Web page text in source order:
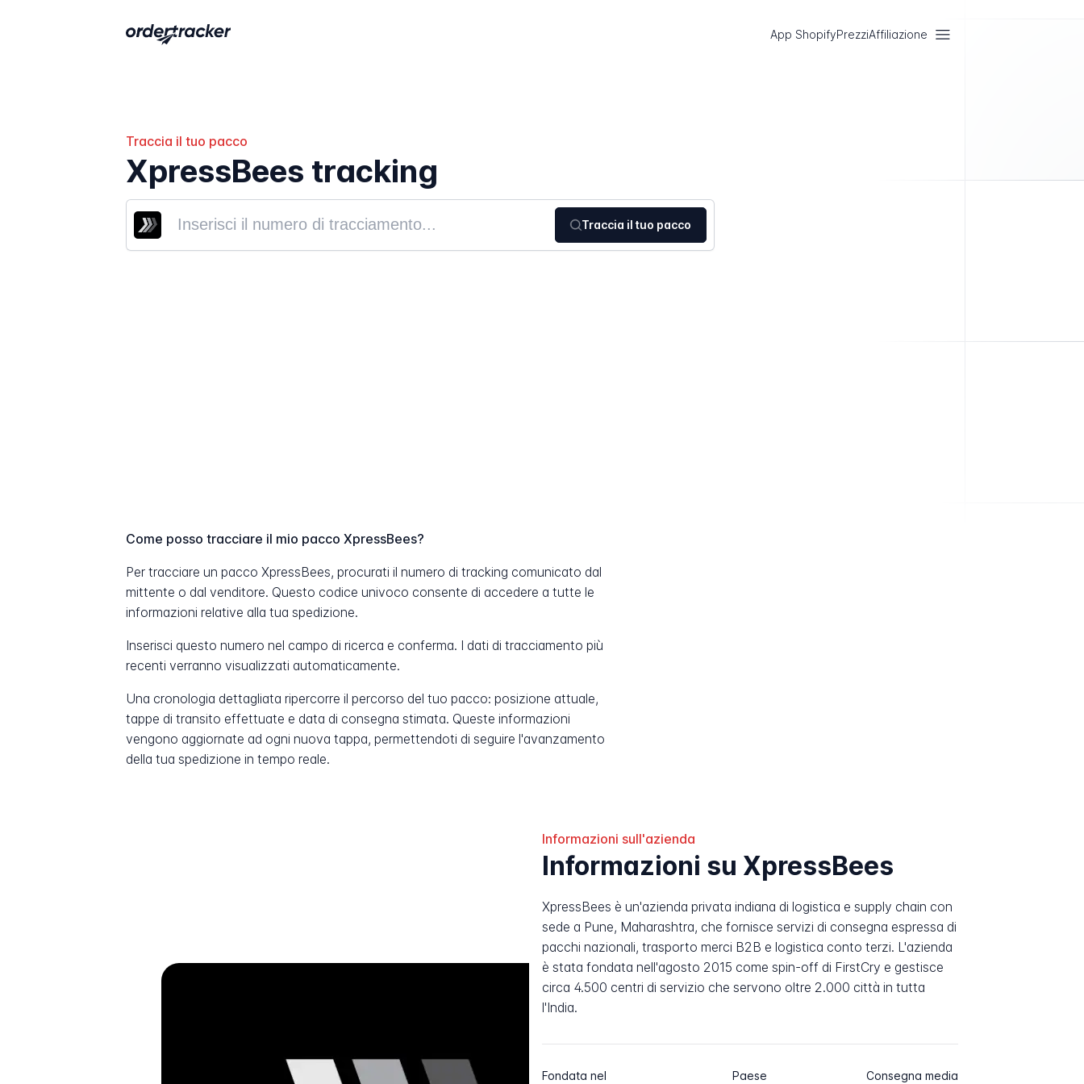
App ShopifyPrezziAffiliazione
Traccia il tuo pacco
XpressBees tracking
Traccia il tuo pacco
Come posso tracciare il mio pacco XpressBees?
Per tracciare un pacco XpressBees, procurati il numero di tracking comunicato dal
mittente o dal venditore. Questo codice univoco consente di accedere a tutte le
informazioni relative alla tua spedizione.
Inserisci questo numero nel campo di ricerca e conferma. I dati di tracciamento più
recenti verranno visualizzati automaticamente.
Una cronologia dettagliata ripercorre il percorso del tuo pacco: posizione attuale,
tappe di transito effettuate e data di consegna stimata. Queste informazioni
vengono aggiornate ad ogni nuova tappa, permettendoti di seguire l'avanzamento
della tua spedizione in tempo reale.
Informazioni sull'azienda
Informazioni su XpressBees
XpressBees è un'azienda privata indiana di logistica e supply chain con
sede a Pune, Maharashtra, che fornisce servizi di consegna espressa di
pacchi nazionali, trasporto merci B2B e logistica conto terzi. L'azienda
è stata fondata nell'agosto 2015 come spin-off di FirstCry e gestisce
circa 4.500 centri di servizio che servono oltre 2.000 città in tutta
l'India.
Fondata nel Paese Consegna media